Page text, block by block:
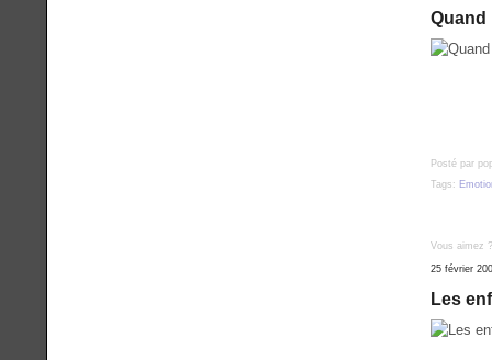
Quand
Posté par
Tags:
Vous aimez ?
25 février
Les